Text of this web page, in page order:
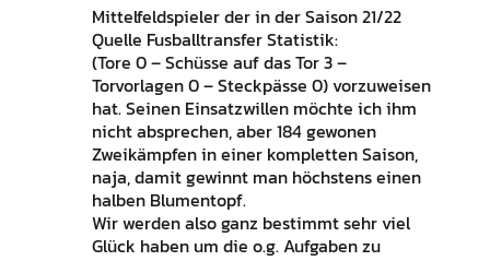
Mittelfeldspieler der in der Saison 21/22
Quelle Fusballtransfer Statistik:
(Tore 0 – Schüsse auf das Tor 3 –
Torvorlagen 0 – Steckpässe 0) vorzuweisen
hat. Seinen Einsatzwillen möchte ich ihm
nicht absprechen, aber 184 gewonen
Zweikämpfen in einer kompletten Saison,
naja, damit gewinnt man höchstens einen
halben Blumentopf.
Wir werden also ganz bestimmt sehr viel
Glück haben um die o.g. Aufgaben zu